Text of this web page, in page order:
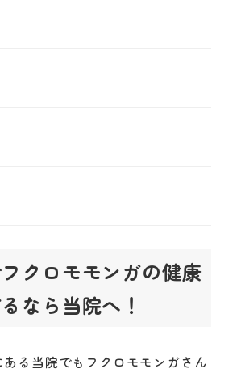
クロモモンガの健康
なら当院へ！
る当院でもフクロモモンガさん